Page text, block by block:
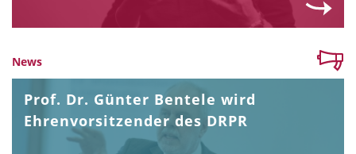
News
Prof. Dr. Günter Bentele wird
Ehrenvorsitzender des DRPR